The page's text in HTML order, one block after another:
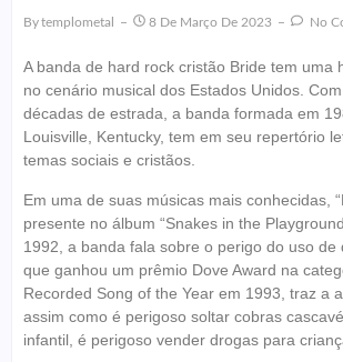
ByTemplometal 8 De Março De 2023 No
A banda de hard rock cristão Bride tem uma
no cenário musical dos Estados Unidos.
décadas de estrada, a banda formada em
Louisville, Kentucky, tem em seu repertório
temas sociais e cristãos.
Em uma de suas músicas mais conhecidas,
presente no álbum “Snakes in the
1992, a banda fala sobre o perigo do uso de
que ganhou um prêmio Dove Award na
Recorded Song of the Year em 1993, traz a
assim como é perigoso soltar cobras
infantil, é perigoso vender drogas para